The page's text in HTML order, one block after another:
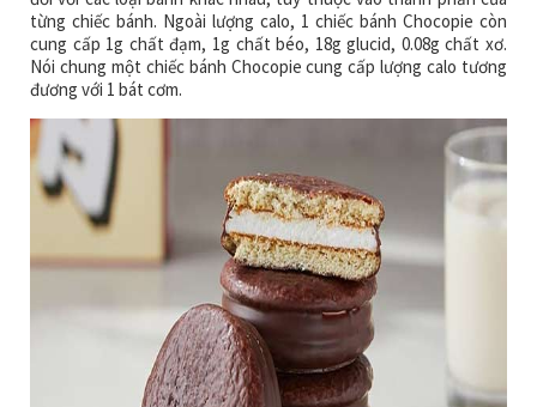
từng chiếc bánh. Ngoài lượng calo, 1 chiếc bánh Chocopie còn
cung cấp 1g chất đạm, 1g chất béo, 18g glucid, 0.08g chất xơ.
Nói chung một chiếc bánh Chocopie cung cấp lượng calo tương
đương với 1 bát cơm.